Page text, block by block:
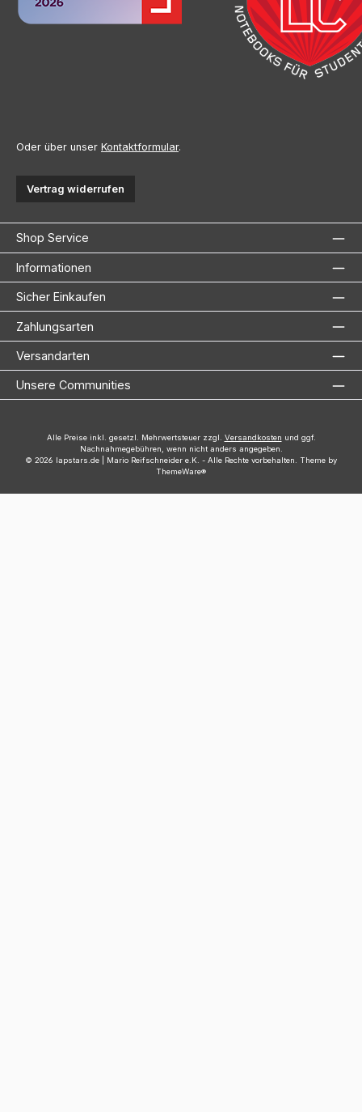
Oder über unser Kontaktformular.
Vertrag widerrufen
Shop Service
Informationen
Sicher Einkaufen
Zahlungsarten
Versandarten
Unsere Communities
Alle Preise inkl. gesetzl. Mehrwertsteuer zzgl. Versandkosten und ggf.
Nachnahmegebühren, wenn nicht anders angegeben.
© 2026 lapstars.de | Mario Reifschneider e.K. - Alle Rechte vorbehalten. Theme by
ThemeWare®